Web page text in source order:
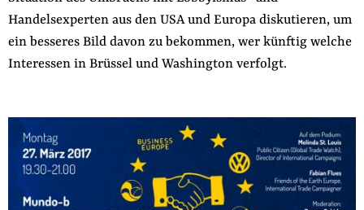
Kontakt
Impressum
Suche
auf
der
Website
Folge Uns
FacebookMastodon
BlueskyInstagram
YoutubeLinkedInFeed
Handelsexperten aus den USA und Europa diskutieren, um
ein besseres Bild davon zu bekommen, wer künftig welche
Interessen in Brüssel und Washington verfolgt.